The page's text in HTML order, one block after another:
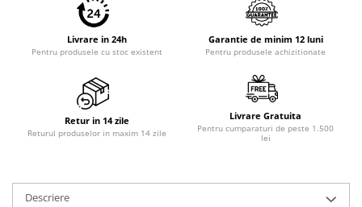
Livrare in 24h
Pentru produsele cu stoc existent
Garantie de minim 12 luni
Pentru produsele achizitionate
Retur in 14 zile
Returul produselor in maxim 14 zile
Livrare Gratuita
Pentru cumparaturi de peste 1.500
lei
Descriere